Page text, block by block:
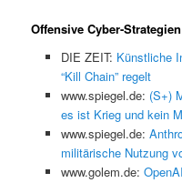
Offensive Cyber-Strategien
DIE ZEIT: Künstliche
“Kill Chain” regelt
www.spiegel.de: (S+)
es ist Krieg und kein
www.spiegel.de:
militärische Nutzung
www.golem.de: